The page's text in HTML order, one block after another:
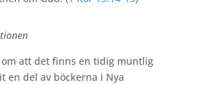
om att det finns en tidig muntlig
en del av böckerna i Nya